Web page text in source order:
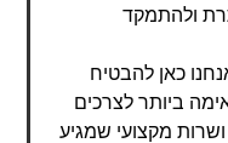
ולהתמקד
כאן להבטיח
ביותר לצרכים
מקצועי שמגיע